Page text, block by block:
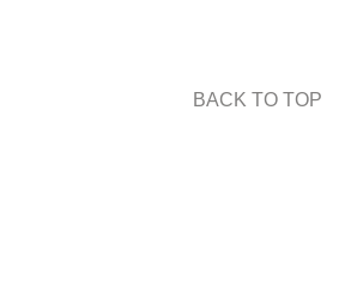
BACK TO TOP